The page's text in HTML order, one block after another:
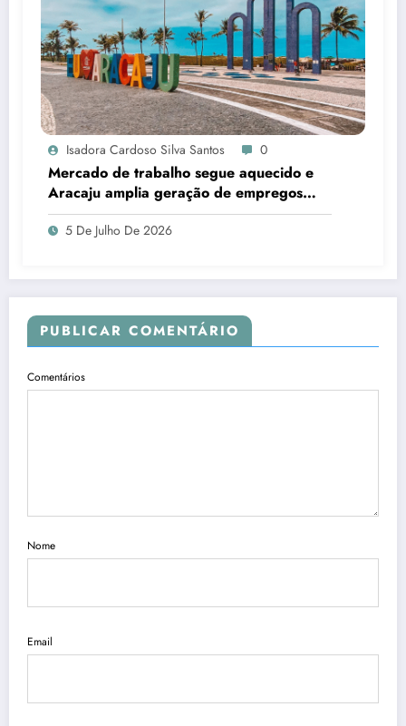
Isadora Cardoso Silva Santos 0
Mercado de trabalho segue aquecido e
Aracaju amplia geração de empregos
formais
5 De Julho De 2026
PUBLICAR COMENTÁRIO
Comentários
Nome
Email